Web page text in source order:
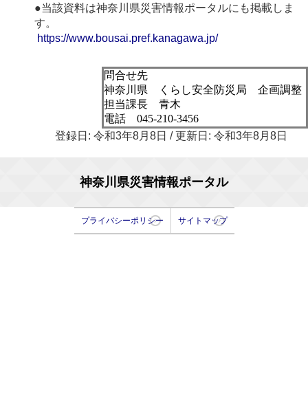
●当該資料は神奈川県災害情報ポータルにも掲載しま
す。
https://www.bousai.pref.kanagawa.jp/
問合せ先
神奈川県 くらし安全防災局 企画調整
担当課長 青木
電話 045-210-3456
登録日: 令和3年8月8日 / 更新日: 令和3年8月8日
神奈川県災害情報ポータル
プライバシーポリシー サイトマップ